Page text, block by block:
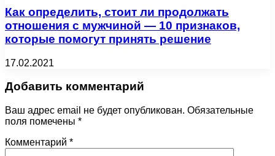
Как определить, стоит ли продолжать
отношения с мужчиной — 10 признаков,
которые помогут принять решение
17.02.2021
Добавить комментарий
Ваш адрес email не будет опубликован. Обязательные
поля помечены *
Комментарий *